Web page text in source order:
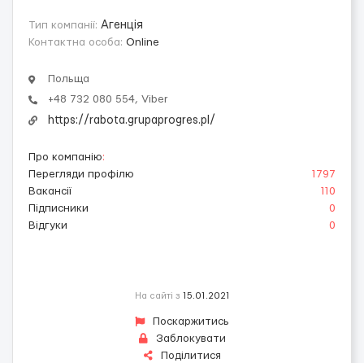
Тип компанії: Агенція
Контактна особа: Online
Польща
+48 732 080 554, Viber
https://rabota.grupaprogres.pl/
Про компанію:
Перегляди профілю
1797
Вакансії
110
Підписники
0
Відгуки
0
На сайті з 15.01.2021
Поскаржитись
Заблокувати
Поділитися